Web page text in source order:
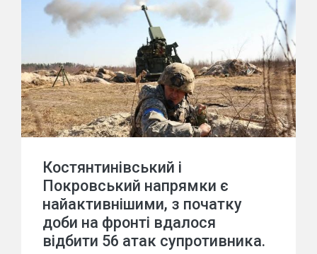
Костянтинівський і
Покровський напрямки є
найактивнішими, з початку
доби на фронті вдалося
відбити 56 атак супротивника.